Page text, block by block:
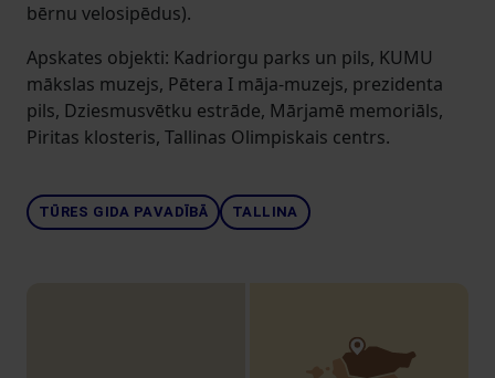
bērnu velosipēdus).
Apskates objekti: Kadriorgu parks un pils, KUMU
mākslas muzejs, Pētera I māja-muzejs, prezidenta
pils, Dziesmusvētku estrāde, Mārjamē memoriāls,
Piritas klosteris, Tallinas Olimpiskais centrs.
TŪRES GIDA PAVADĪBĀ TALLINA